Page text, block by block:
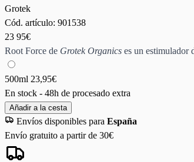
Grotek
Cód. artículo: 901538
23 95€
Root Force de Grotek Organics es un estimulador
500ml 23,95€
En stock - 48h de procesado extra
Añadir a la cesta
Envíos disponibles para España
Envío gratuito a partir de 30€